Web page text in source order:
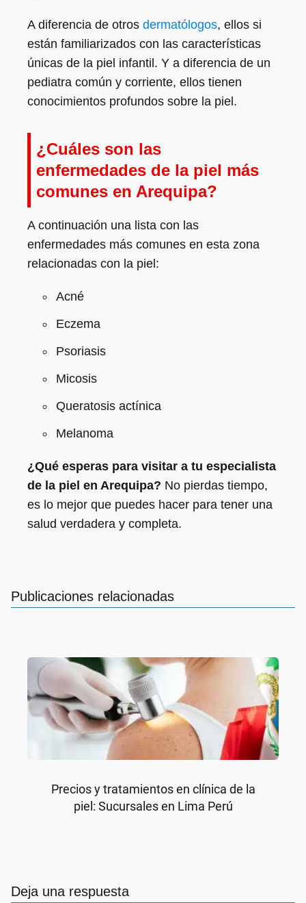
A diferencia de otros dermatólogos, ellos si
están familiarizados con las características
únicas de la piel infantil. Y a diferencia de un
pediatra común y corriente, ellos tienen
conocimientos profundos sobre la piel.
¿Cuáles son las
enfermedades de la piel más
comunes en Arequipa?
A continuación una lista con las
enfermedades más comunes en esta zona
relacionadas con la piel:
Acné
Eczema
Psoriasis
Micosis
Queratosis actínica
Melanoma
¿Qué esperas para visitar a tu especialista
de la piel en Arequipa? No pierdas tiempo,
es lo mejor que puedes hacer para tener una
salud verdadera y completa.
Publicaciones relacionadas
Precios y tratamientos en clínica de la
piel: Sucursales en Lima Perú
Deja una respuesta